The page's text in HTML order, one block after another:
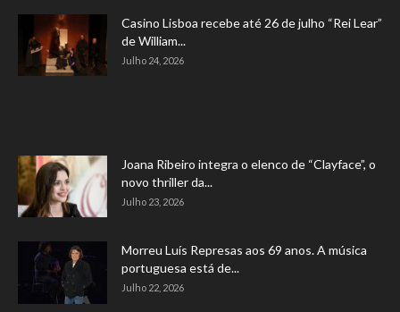
Casino Lisboa recebe até 26 de julho “Rei Lear”
de William...
Julho 24, 2026
Joana Ribeiro integra o elenco de “Clayface”, o
novo thriller da...
Julho 23, 2026
Morreu Luís Represas aos 69 anos. A música
portuguesa está de...
Julho 22, 2026